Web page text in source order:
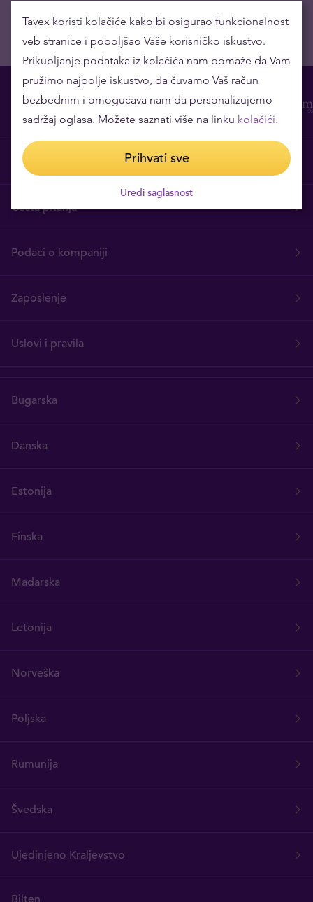
O nama
Česta pitanja
Podaci o kompaniji
Zaposlenje
Uslovi i pravila
Bugarska
Danska
Estonija
Finska
Mađarska
Letonija
Norveška
Poljska
Rumunija
Švedska
Ujedinjeno Kraljevstvo
Tavex koristi kolačiće kako bi osigurao funkcionalnost
veb stranice i poboljšao Vaše korisničko iskustvo.
Prikupljanje podataka iz kolačića nam pomaže da Vam
pružimo najbolje iskustvo, da čuvamo Vaš račun
bezbednim i omogućava nam da personalizujemo
sadržaj oglasa. Možete saznati više na linku kolačići.
Prihvati sve
Uredi saglasnost